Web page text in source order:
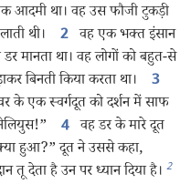
आदमी था। वह उस फौजी टुकड़ी
थी। 2 वह एक भक्‍त इंसान
मानता था। वह लोगों को बहुत-से
बिनती किया करता था।
3
के एक स्वर्गदूत को दर्शन में साफ
4 वह डर के मारे दूत
हुआ?” दूत ने उससे कहा,
तू देता है उन पर ध्यान दिया है। 2